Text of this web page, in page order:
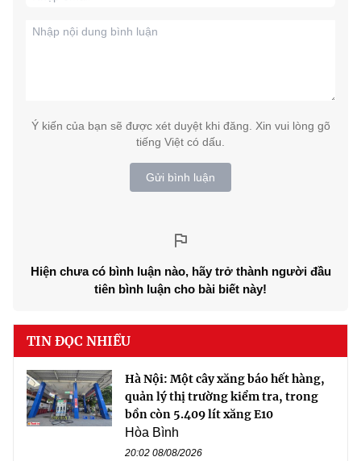
Ý kiến của bạn sẽ được xét duyệt khi đăng. Xin vui lòng gõ
tiếng Việt có dấu.
Gửi bình luận
Hiện chưa có bình luận nào, hãy trở thành người đầu
tiên bình luận cho bài biết này!
TIN ĐỌC NHIỀU
Hà Nội: Một cây xăng báo hết hàng,
quản lý thị trường kiểm tra, trong
bồn còn 5.409 lít xăng E10
Hòa Bình
20:02 08/08/2026